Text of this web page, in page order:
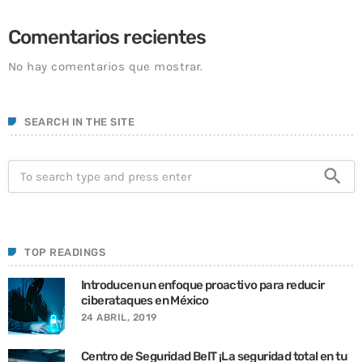
Comentarios recientes
No hay comentarios que mostrar.
SEARCH IN THE SITE
search
TOP READINGS
Introducen un enfoque proactivo para reducir
ciberataques en México
24 ABRIL, 2019
Centro de Seguridad BeIT ¡La seguridad total en tu